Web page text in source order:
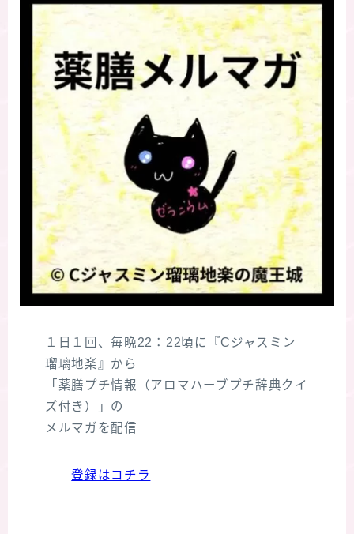
１日１回、毎晩22：22頃に『Cジャスミン
瑠璃地楽』から
「薬膳プチ情報（アロマハーブプチ辞典クイ
ズ付き）」の
メルマガを配信
登録はコチラ